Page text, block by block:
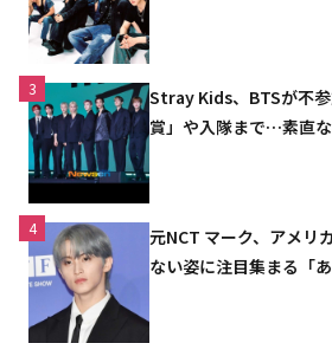
3
Stray Kids、BTSが不
賞」や入隊まで…素直
4
元NCT マーク、アメリ
ない姿に注目集まる「